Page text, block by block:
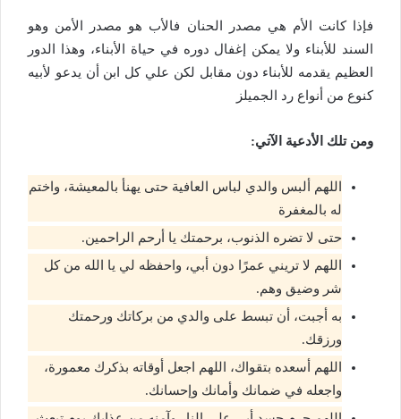
فإذا كانت الأم هي مصدر الحنان فالأب هو مصدر الأمن وهو
السند للأبناء ولا يمكن إغفال دوره في حياة الأبناء، وهذا الدور
العظيم يقدمه للأبناء دون مقابل لكن علي كل ابن أن يدعو لأبيه
كنوع من أنواع رد الجميلز
ومن تلك الأدعية الآتي:
اللهم ألبس والدي لباس العافية حتى يهنأ بالمعيشة، واختم
له بالمغفرة
حتى لا تضره الذنوب، برحمتك يا أرحم الراحمين.
اللهم لا تريني عمرًا دون أبي، واحفظه لي يا الله من كل
شر وضيق وهم.
به أجبت، أن تبسط على والدي من بركاتك ورحمتك
ورزقك.
اللهم أسعده بتقواك، اللهم اجعل أوقاته بذكرك معمورة،
واجعله في ضمانك وأمانك وإحسانك.